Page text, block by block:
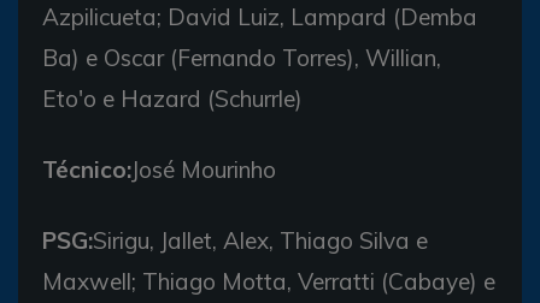
Azpilicueta; David Luiz, Lampard (Demba
Ba) e Oscar (Fernando Torres), Willian,
Eto'o e Hazard (Schurrle)
Técnico:José Mourinho
PSG:Sirigu, Jallet, Alex, Thiago Silva e
Maxwell; Thiago Motta, Verratti (Cabaye) e